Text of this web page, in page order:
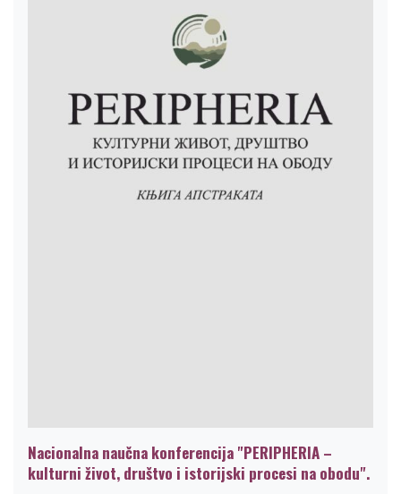
Nacionalna naučna konferencija "PERIPHERIA –
kulturni život, društvo i istorijski procesi na obodu".